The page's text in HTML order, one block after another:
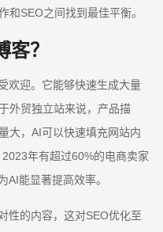
和SEO之间找到最佳平衡。
？
欢迎。它能够快速生成大量
外贸独立站来说，产品描
大，AI可以快速填充网站内
年有超过60%的电商卖家
AI能显著提高效率。
性的内容，这对SEO优化至